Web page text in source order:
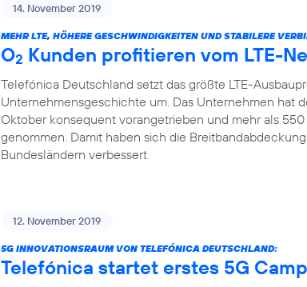
14. November 2019
MEHR LTE, HÖHERE GESCHWINDIGKEITEN UND STABILERE
O2 Kunden profitieren vom LTE-
Telefónica Deutschland setzt das größte LTE-
Unternehmensgeschichte um. Das Unternehmen hat
Oktober konsequent vorangetrieben und mehr als
genommen. Damit haben sich die
Bundesländern verbessert.
12. November 2019
5G INNOVATIONSRAUM VON TELEFÓNICA DEUTSCHLAND:
Telefónica startet erstes 5G